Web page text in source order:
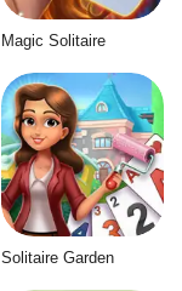
Magic Solitaire
Solitaire Garden